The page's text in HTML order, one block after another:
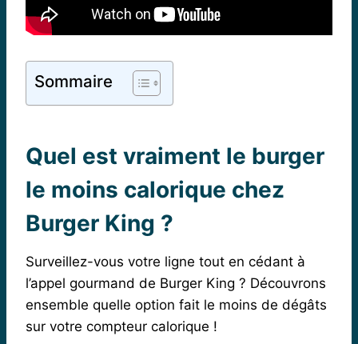
Sommaire
Quel est vraiment le burger
le moins calorique chez
Burger King ?
Surveillez-vous votre ligne tout en cédant à
l’appel gourmand de Burger King ? Découvrons
ensemble quelle option fait le moins de dégâts
sur votre compteur calorique !